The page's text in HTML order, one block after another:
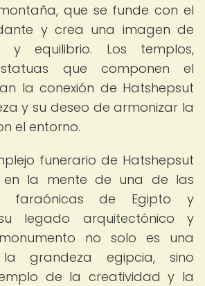
que se funde con el
y crea una imagen de
y equilibrio. Los templos,
que componen el
la conexión de Hatshepsut
y su deseo de armonizar la
el entorno.
funerario de Hatshepsut
en la mente de una de las
faraónicas de Egipto y
legado arquitectónico y
no solo es una
grandeza egipcia, sino
de la creatividad y la